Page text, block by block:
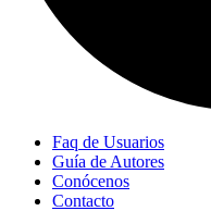
Faq de Usuarios
Guía de Autores
Conócenos
Contacto